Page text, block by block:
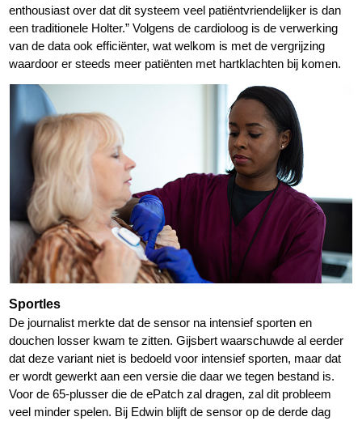
enthousiast over dat dit systeem veel patiëntvriendelijker is dan
een traditionele Holter.” Volgens de cardioloog is de verwerking
van de data ook efficiënter, wat welkom is met de vergrijzing
waardoor er steeds meer patiënten met hartklachten bij komen.
Sportles
De journalist merkte dat de sensor na intensief sporten en
douchen losser kwam te zitten. Gijsbert waarschuwde al eerder
dat deze variant niet is bedoeld voor intensief sporten, maar dat
er wordt gewerkt aan een versie die daar we tegen bestand is.
Voor de 65-plusser die de ePatch zal dragen, zal dit probleem
veel minder spelen. Bij Edwin blijft de sensor op de derde dag